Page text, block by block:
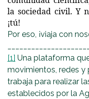
la sociedad civil. Y
¡tú!
Por eso, ¡viaja con
[1] Una plataforma
movimientos, redes y
trabaja para realizar
establecidos por la